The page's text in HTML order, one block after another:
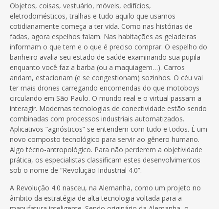
Objetos, coisas, vestuário, móveis, edifícios,
eletrodomésticos, tralhas e tudo aquilo que usamos
cotidianamente começa a ter vida. Como nas histórias de
fadas, agora espelhos falam. Nas habitações as geladeiras
informam o que tem e o que é preciso comprar. O espelho do
banheiro avalia seu estado de saúde examinando sua pupila
enquanto você faz a barba (ou a maquiagem…). Carros
andam, estacionam (e se congestionam) sozinhos. O céu vai
ter mais drones carregando encomendas do que motoboys
circulando em São Paulo. O mundo real e o virtual passam a
interagir. Modernas tecnologias de conectividade estão sendo
combinadas com processos industriais automatizados.
Aplicativos “agnósticos” se entendem com tudo e todos. É um
novo composto tecnológico para servir ao gênero humano.
Algo técno-antropológico. Para não perderem a objetividade
prática, os especialistas classificam estes desenvolvimentos
sob o nome de “Revolução Industrial 4.0”.
A Revolução 4.0 nasceu, na Alemanha, como um projeto no
âmbito da estratégia de alta tecnologia voltada para a